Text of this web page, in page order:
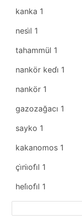
kanka 1
nesi̇l 1
tahammül 1
nankör kedi̇ 1
nankör 1
gazozağacı 1
sayko 1
kakanomos 1
çi̇ni̇ofi̇l 1
heli̇ofi̇l 1